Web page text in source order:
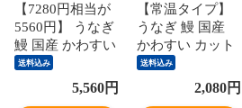
【7280円相当が
5560円】 うなぎ
鰻 国産 かわすい
2尾入り(合計
300g) 大サイズ
送料無料 ウナギ
送料込み
5,560円
【常温タイプ】
うなぎ 鰻 国産
かわすい カット
1パック 100g 送
料無料 ウナギ 蒲
焼き 食品 ギフト
送料込み
2,080円